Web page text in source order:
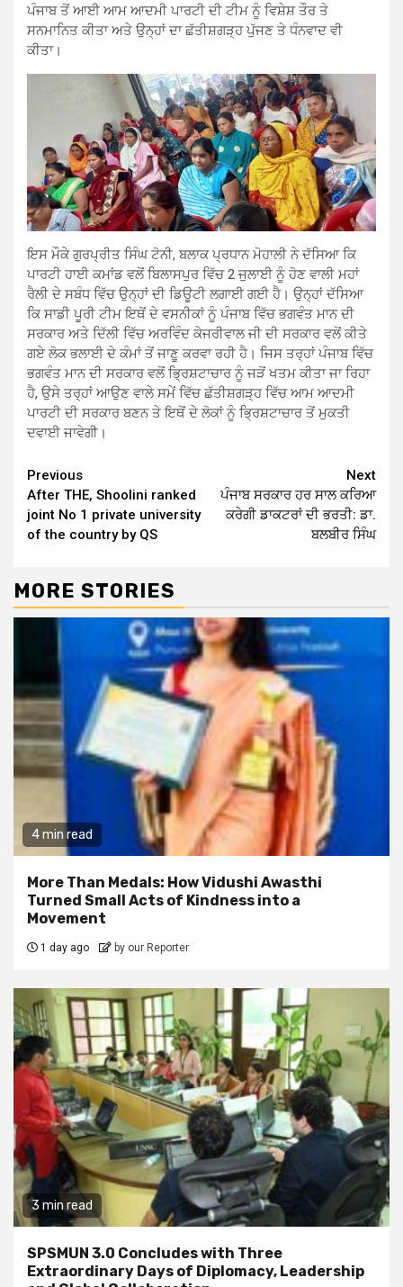
ਪੰਜਾਬ ਤੋਂ ਆਈ ਆਮ ਆਦਮੀ ਪਾਰਟੀ ਦੀ ਟੀਮ ਨੂੰ ਵਿਸ਼ੇਸ਼ ਤੌਰ ਤੇ
ਸਨਮਾਨਿਤ ਕੀਤਾ ਅਤੇ ਉਨ੍ਹਾਂ ਦਾ ਛੱਤੀਸ਼ਗੜ੍ਹ ਪੁੱਜਣ ਤੇ ਧੰਨਵਾਦ ਵੀ
ਕੀਤਾ।
ਇਸ ਮੌਕੇ ਗੁਰਪ੍ਰੀਤ ਸਿੰਘ ਟੋਨੀ, ਬਲਾਕ ਪ੍ਰਧਾਨ ਮੋਹਾਲੀ ਨੇ ਦੱਸਿਆ ਕਿ
ਪਾਰਟੀ ਹਾਈ ਕਮਾਂਡ ਵਲੋਂ ਬਿਲਾਸਪੁਰ ਵਿੱਚ 2 ਜੁਲਾਈ ਨੂੰ ਹੋਣ ਵਾਲੀ ਮਹਾਂ
ਰੈਲੀ ਦੇ ਸਬੰਧ ਵਿੱਚ ਉਨ੍ਹਾਂ ਦੀ ਡਿਊਟੀ ਲਗਾਈ ਗਈ ਹੈ। ਉਨ੍ਹਾਂ ਦੱਸਿਆ
ਕਿ ਸਾਡੀ ਪੂਰੀ ਟੀਮ ਇਥੋਂ ਦੇ ਵਸਨੀਕਾਂ ਨੂੰ ਪੰਜਾਬ ਵਿੱਚ ਭਗਵੰਤ ਮਾਨ ਦੀ
ਸਰਕਾਰ ਅਤੇ ਦਿੱਲੀ ਵਿੱਚ ਅਰਵਿੰਦ ਕੇਜਰੀਵਾਲ ਜੀ ਦੀ ਸਰਕਾਰ ਵਲੋਂ ਕੀਤੇ
ਗਏ ਲੋਕ ਭਲਾਈ ਦੇ ਕੰਮਾਂ ਤੋਂ ਜਾਣੂ ਕਰਵਾ ਰਹੀ ਹੈ। ਜਿਸ ਤਰ੍ਹਾਂ ਪੰਜਾਬ ਵਿੱਚ
ਭਗਵੰਤ ਮਾਨ ਦੀ ਸਰਕਾਰ ਵਲੋਂ ਭ੍ਰਿਸ਼ਟਾਚਾਰ ਨੂੰ ਜੜੋਂ ਖਤਮ ਕੀਤਾ ਜਾ ਰਿਹਾ
ਹੈ, ਉਸੇ ਤਰ੍ਹਾਂ ਆਉਣ ਵਾਲੇ ਸਮੇਂ ਵਿੱਚ ਛੱਤੀਸ਼ਗੜ੍ਹ ਵਿੱਚ ਆਮ ਆਦਮੀ
ਪਾਰਟੀ ਦੀ ਸਰਕਾਰ ਬਣਨ ਤੇ ਇਥੋਂ ਦੇ ਲੋਕਾਂ ਨੂੰ ਭ੍ਰਿਸ਼ਟਾਚਾਰ ਤੋਂ ਮੁਕਤੀ
ਦਵਾਈ ਜਾਵੇਗੀ।
Continue
Reading
Previous
After THE, Shoolini ranked
joint No 1 private university
of the country by QS
Next
ਪੰਜਾਬ ਸਰਕਾਰ ਹਰ ਸਾਲ ਕਰਿਆ
ਕਰੇਗੀ ਡਾਕਟਰਾਂ ਦੀ ਭਰਤੀ: ਡਾ.
ਬਲਬੀਰ ਸਿੰਘ
MORE STORIES
4 min read
More Than Medals: How Vidushi Awasthi
Turned Small Acts of Kindness into a
Movement
1 day ago by our Reporter
3 min read
SPSMUN 3.0 Concludes with Three
Extraordinary Days of Diplomacy, Leadership